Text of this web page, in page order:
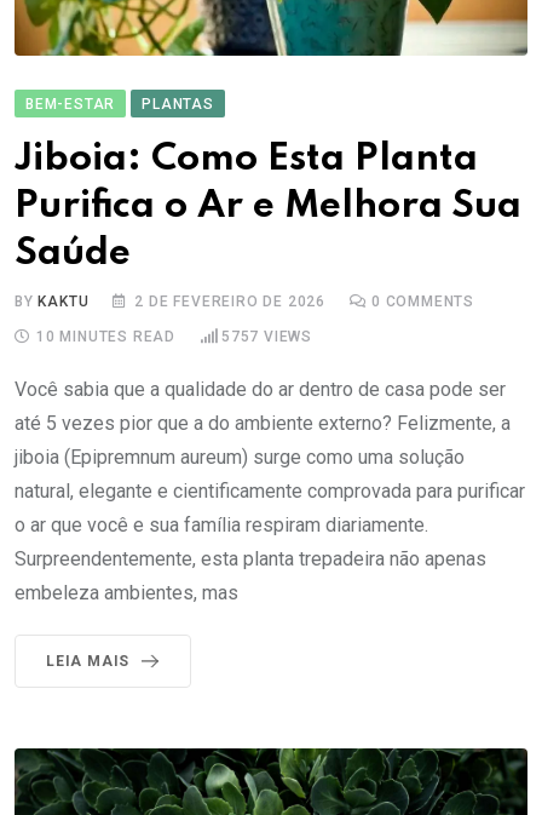
BEM-ESTAR PLANTAS
Jiboia: Como Esta Planta
Purifica o Ar e Melhora Sua
Saúde
BY KAKTU 2 DE FEVEREIRO DE 2026 0 COMMENTS
10 MINUTES READ 5757 VIEWS
Você sabia que a qualidade do ar dentro de casa pode ser
até 5 vezes pior que a do ambiente externo? Felizmente, a
jiboia (Epipremnum aureum) surge como uma solução
natural, elegante e cientificamente comprovada para purificar
o ar que você e sua família respiram diariamente.
Surpreendentemente, esta planta trepadeira não apenas
embeleza ambientes, mas
LEIA MAIS